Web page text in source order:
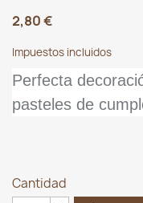
2,80 €
Impuestos incluidos
Perfecta
pasteles de
Cantidad